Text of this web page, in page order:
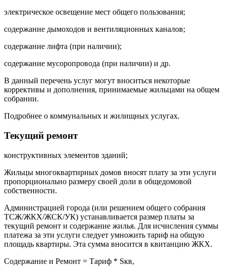
электрическое освещение мест общего пользования;
содержание дымоходов и вентиляционных каналов;
содержание лифта (при наличии);
содержание мусоропровода (при наличии) и др.
В данный перечень услуг могут вноситься некоторые
коррективы и дополнения, принимаемые жильцами на общем
собрании.
Подробнее о коммунальных и жилищных услугах.
Текущий ремонт
конструктивных элементов зданий;
Жильцы многоквартирных домов вносят плату за эти услуги
пропорционально размеру своей доли в общедомовой
собственности.
Администрацией города (или решением общего собрания
ТСЖ/ЖКХ/ЖСК/УК) устанавливается размер платы за
текущий ремонт и содержание жилья. Для исчисления суммы
платежа за эти услуги следует умножить тариф на общую
площадь квартиры. Эта сумма вносится в квитанцию ЖКХ.
Содержание и Ремонт = Тариф * Sкв,